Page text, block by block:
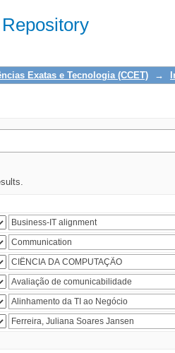
Exatas e Tecnologia (CCET) →